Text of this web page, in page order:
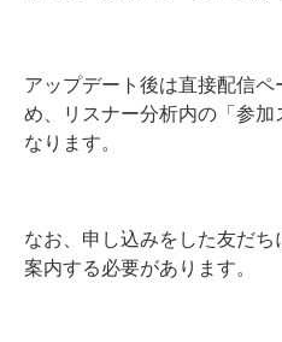
アップデート後は直接配信ペ
め、リスナー分析内の「参加
なります。
なお、申し込みをした友だ
案内する必要があります。